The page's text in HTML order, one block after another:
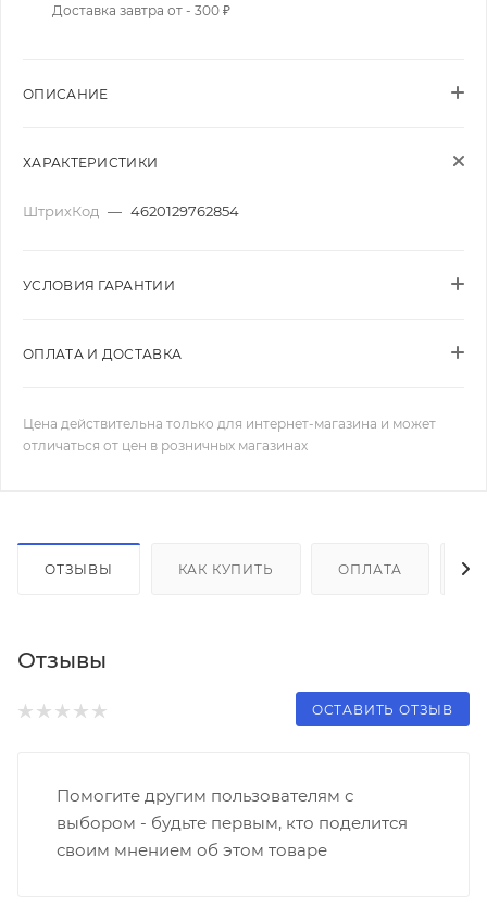
Доставка завтра от - 300 ₽
ОПИСАНИЕ
ХАРАКТЕРИСТИКИ
ШтрихКод — 4620129762854
УСЛОВИЯ ГАРАНТИИ
ОПЛАТА И ДОСТАВКА
Цена действительна только для интернет-магазина и может
отличаться от цен в розничных магазинах
ОТЗЫВЫ КАК КУПИТЬ ОПЛАТА
Отзывы
ОСТАВИТЬ ОТЗЫВ
Помогите другим пользователям с
выбором - будьте первым, кто поделится
своим мнением об этом товаре